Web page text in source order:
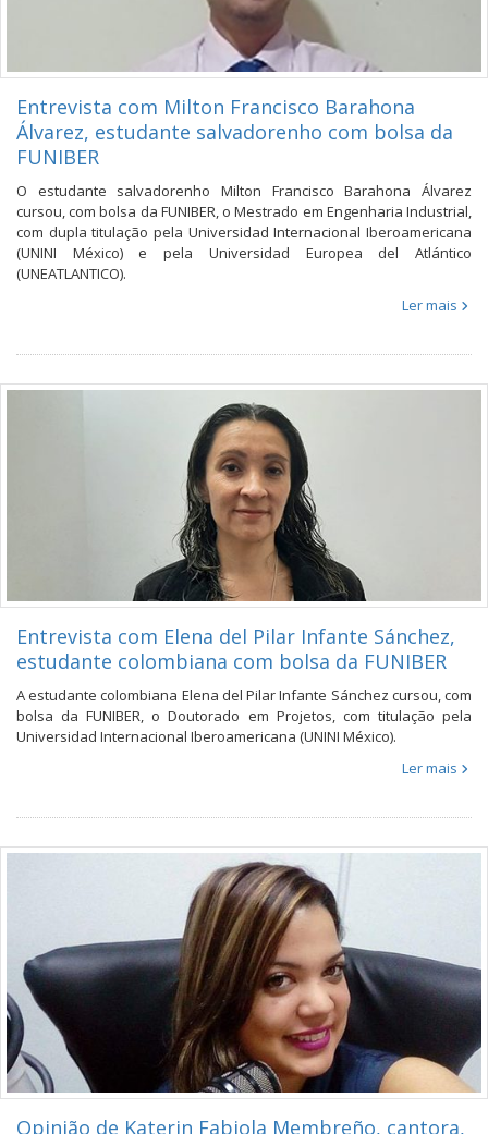
Entrevista com Milton Francisco Barahona
Álvarez, estudante salvadorenho com bolsa da
FUNIBER
O estudante salvadorenho Milton Francisco Barahona Álvarez
cursou, com bolsa da FUNIBER, o Mestrado em Engenharia Industrial,
com dupla titulação pela Universidad Internacional Iberoamericana
(UNINI México) e pela Universidad Europea del Atlántico
(UNEATLANTICO).
Ler mais
Entrevista com Elena del Pilar Infante Sánchez,
estudante colombiana com bolsa da FUNIBER
A estudante colombiana Elena del Pilar Infante Sánchez cursou, com
bolsa da FUNIBER, o Doutorado em Projetos, com titulação pela
Universidad Internacional Iberoamericana (UNINI México).
Ler mais
Opinião de Katerin Fabiola Membreño, cantora,